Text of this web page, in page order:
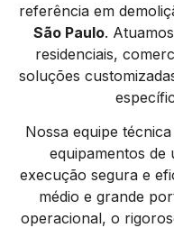
referência em
São Paulo.
residenciais,
soluções
Nossa equipe
equipamentos de
execução segura e
médio e grande
operacional, o